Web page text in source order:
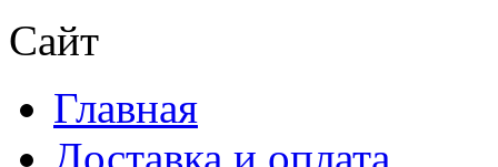
Сайт
Главная
Доставка и оплата